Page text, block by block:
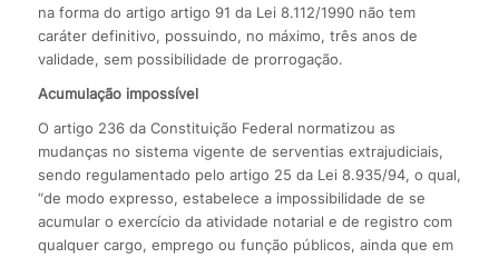
na forma do artigo artigo 91 da Lei 8.112/1990 não tem
caráter definitivo, possuindo, no máximo, três anos de
validade, sem possibilidade de prorrogação.
Acumulação impossível
O artigo 236 da Constituição Federal normatizou as
mudanças no sistema vigente de serventias extrajudiciais,
sendo regulamentado pelo artigo 25 da Lei 8.935/94, o qual,
“de modo expresso, estabelece a impossibilidade de se
acumular o exercício da atividade notarial e de registro com
qualquer cargo, emprego ou função públicos, ainda que em